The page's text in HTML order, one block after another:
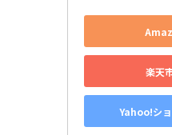
楽天
Yahoo!シ